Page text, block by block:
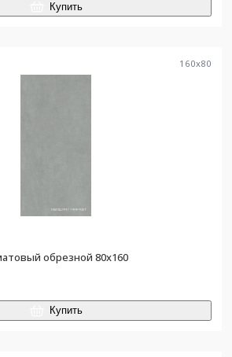
Купить
160x80
обрезной 80x160
Купить